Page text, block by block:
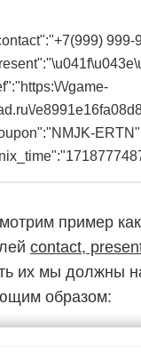
999-
\/game-
пример
contact,
их мы должны
образом: